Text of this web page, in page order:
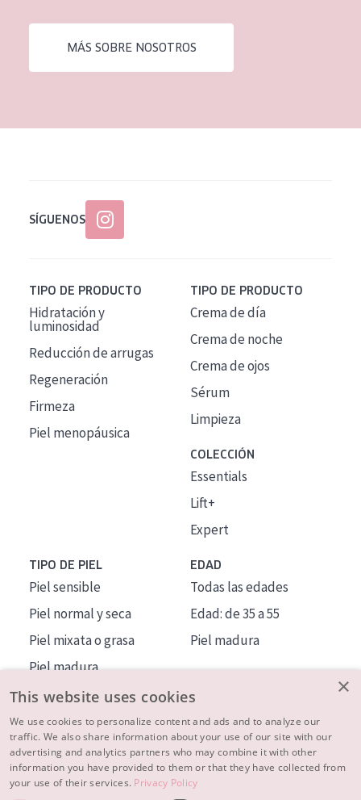
Piel expuesta al sol
Piel menopáusica
Todas las edades
MÁS SOBRE NOSOTROS
SÍGUENOS
TIPO DE PRODUCTO
Hidratación y
luminosidad
Reducción de arrugas
Regeneración
Firmeza
Piel menopáusica
TIPO DE PRODUCTO
Crema de día
Crema de noche
Crema de ojos
Sérum
Limpieza
COLECCIÓN
Essentials
Lift+
Expert
TIPO DE PIEL
Piel sensible
Piel normal y seca
Piel mixata o grasa
Piel madura
Piel expuesta al sol
Piel menopáusica
EDAD
Todas las edades
Edad: de 35 a 55
Piel madura
MÁS SOBRE NOSOTROS
INSPIRACIÓN
×
This website uses cookies
We use cookies to personalize content and ads and to analyze our
traffic. We also share information about your use of our site with our
advertising and analytics partners who may combine it with other
information you have provided to them or that they have collected from
your use of their services. Privacy Policy